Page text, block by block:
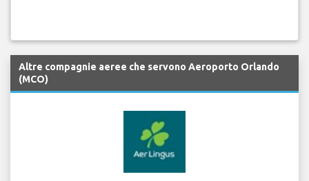
Altre compagnie aeree che servono Aeroporto Orlando
(MCO)